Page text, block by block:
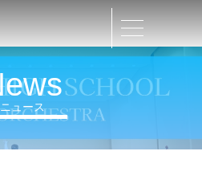
ニュース